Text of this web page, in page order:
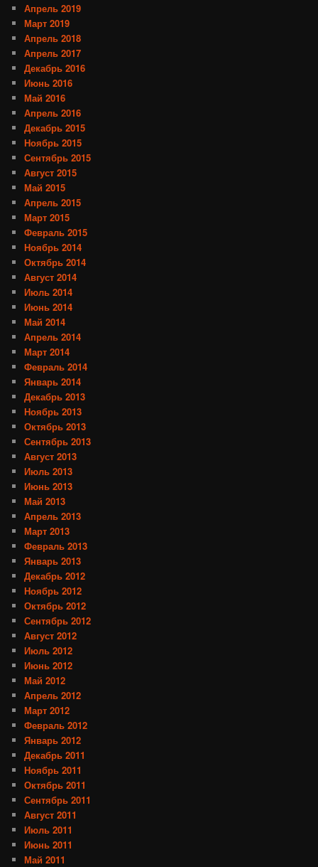
Апрель 2019
Март 2019
Апрель 2018
Апрель 2017
Декабрь 2016
Июнь 2016
Май 2016
Апрель 2016
Декабрь 2015
Ноябрь 2015
Сентябрь 2015
Август 2015
Май 2015
Апрель 2015
Март 2015
Февраль 2015
Ноябрь 2014
Октябрь 2014
Август 2014
Июль 2014
Июнь 2014
Май 2014
Апрель 2014
Март 2014
Февраль 2014
Январь 2014
Декабрь 2013
Ноябрь 2013
Октябрь 2013
Сентябрь 2013
Август 2013
Июль 2013
Июнь 2013
Май 2013
Апрель 2013
Март 2013
Февраль 2013
Январь 2013
Декабрь 2012
Ноябрь 2012
Октябрь 2012
Сентябрь 2012
Август 2012
Июль 2012
Июнь 2012
Май 2012
Апрель 2012
Март 2012
Февраль 2012
Январь 2012
Декабрь 2011
Ноябрь 2011
Октябрь 2011
Сентябрь 2011
Август 2011
Июль 2011
Июнь 2011
Май 2011